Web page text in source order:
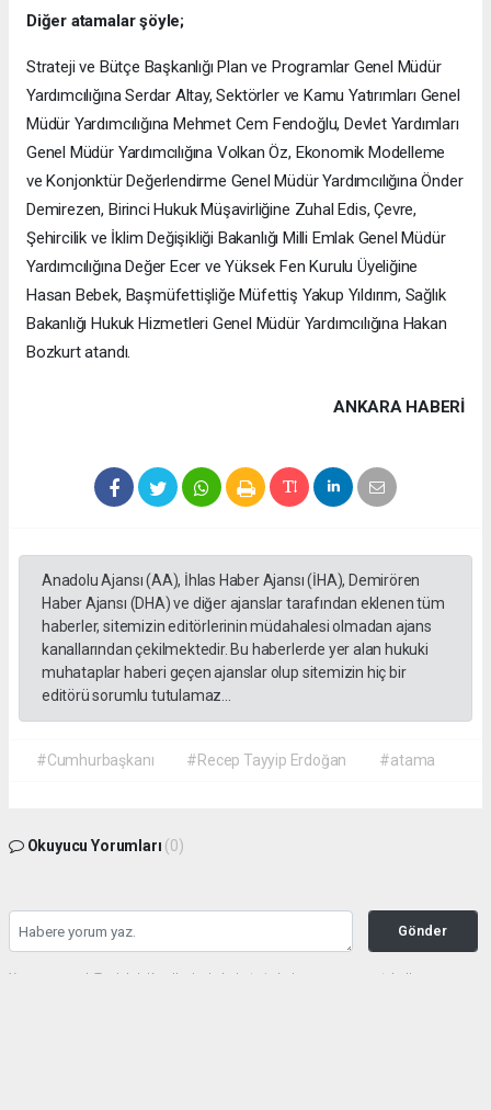
Diğer atamalar şöyle;
Strateji ve Bütçe Başkanlığı Plan ve Programlar Genel Müdür
Yardımcılığına Serdar Altay, Sektörler ve Kamu Yatırımları Genel
Müdür Yardımcılığına Mehmet Cem Fendoğlu, Devlet Yardımları
Genel Müdür Yardımcılığına Volkan Öz, Ekonomik Modelleme
ve Konjonktür Değerlendirme Genel Müdür Yardımcılığına Önder
Demirezen, Birinci Hukuk Müşavirliğine Zuhal Edis, Çevre,
Şehircilik ve İklim Değişikliği Bakanlığı Milli Emlak Genel Müdür
Yardımcılığına Değer Ecer ve Yüksek Fen Kurulu Üyeliğine
Hasan Bebek, Başmüfettişliğe Müfettiş Yakup Yıldırım, Sağlık
Bakanlığı Hukuk Hizmetleri Genel Müdür Yardımcılığına Hakan
Bozkurt atandı.
ANKARA HABERİ
Anadolu Ajansı (AA), İhlas Haber Ajansı (İHA), Demirören
Haber Ajansı (DHA) ve diğer ajanslar tarafından eklenen tüm
haberler, sitemizin editörlerinin müdahalesi olmadan ajans
kanallarından çekilmektedir. Bu haberlerde yer alan hukuki
muhataplar haberi geçen ajanslar olup sitemizin hiç bir
editörü sorumlu tutulamaz...
#Cumhurbaşkanı #Recep Tayyip Erdoğan #atama
Okuyucu Yorumları (0)
Gönder
Yorum yazarak Topluluk Kuralları’nı kabul etmiş bulunuyor ve gazetehalk.com